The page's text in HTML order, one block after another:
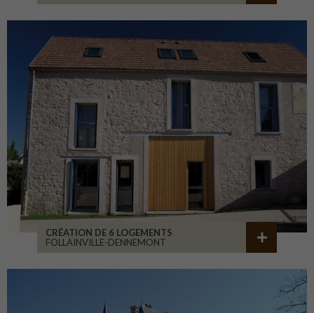
CRÉATION DE 6 LOGEMENTS
FOLLAINVILLE-DENNEMONT